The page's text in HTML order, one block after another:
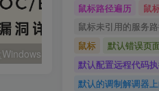
百度网盘Windows客户端存在远程命令执行
鼠标路径遍历
鼠
鼠标未引用的服务
鼠标
默认错误页
默认配置远程代码
默认的调制解调器